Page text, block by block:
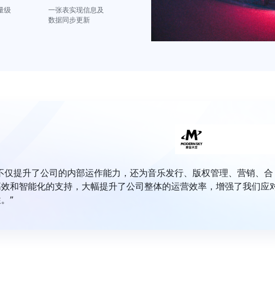
级
一张表实现信息及
数据同步更新
仅提升了公司的内部运作能力，还为音乐发行、版权管理、营销、合
和智能化的支持，大幅提升了公司整体的运营效率，增强了我们应
”